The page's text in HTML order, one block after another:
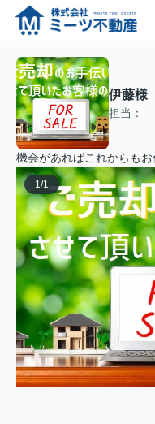
伊藤様
担当：
機会があればこれからも
1/1